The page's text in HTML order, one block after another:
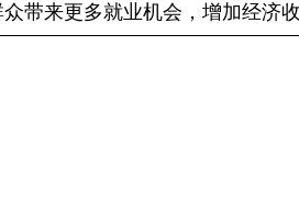
带来更多就业机会，增加经济